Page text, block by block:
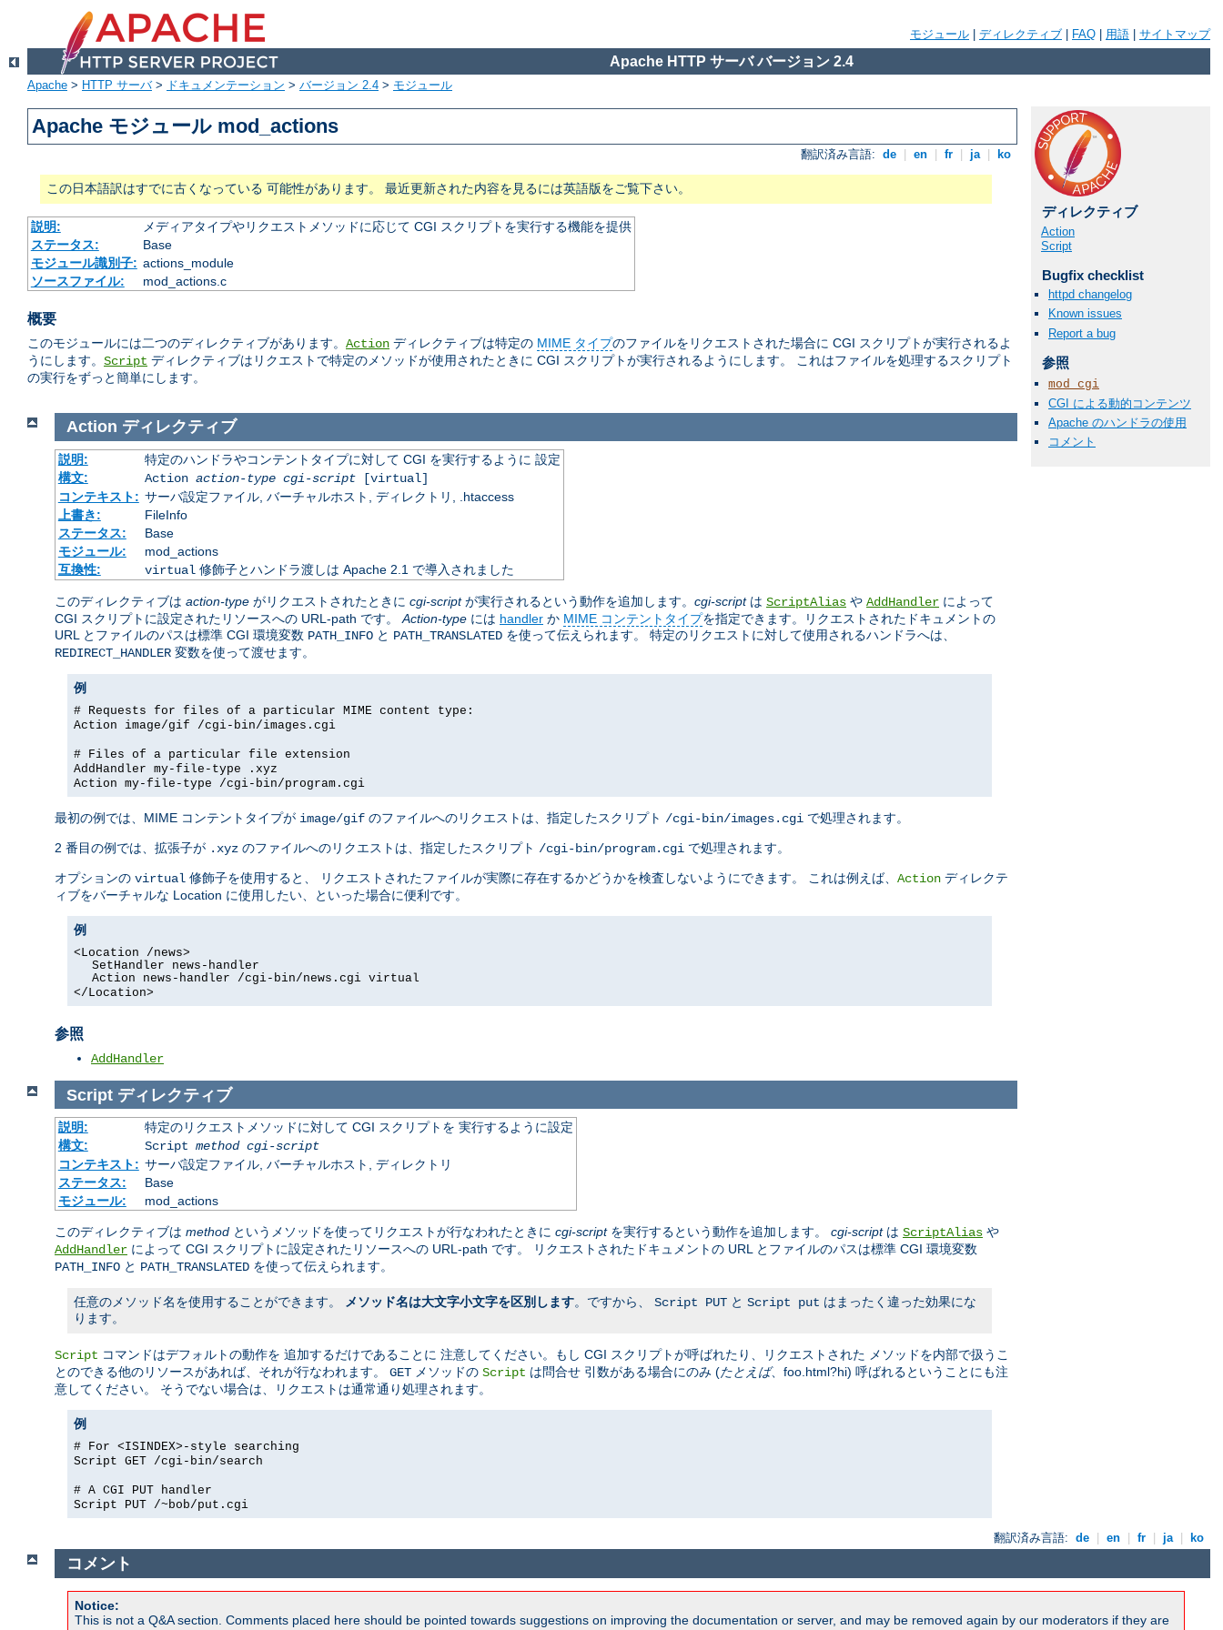
モジュール ディレクティブ FAQ 用語 サイトマップ
Apache HTTP サーバ バージョン 2.4
Apache > HTTP サーバ> ドキュメンテーション > バージョン 2.4 > モジュール
Apache モジュール mod_actions
翻訳済み言語: de en fr ja ko
この日本語訳はすでに古くなっている 可能性があります。 最近更新された内容を見るには英語版をご覧下さい。
説明:
メディアタイプやリクエストメソッドに応じて CGI スクリプトを実行する機能を提供
ステータス:
Base
モジュール識別子: actions_module
ソースファイル:
mod_actions.c
概要
このモジュールには二つのディレクティブがあります。 Action ディレクティブは特定の MIME タイプのファイルをリクエストされた場合に CGI スクリプトが実行されるよ
うにします。 Script ディレクティブはリクエストで特定のメソッドが使用されたときに CGI スクリプトが実行されるようにします。 これはファイルを処理するスクリプト
の実行をずっと簡単にします。
ディレクティブ
Action
Script
Bugfix checklist
httpd changelog
Known issues
Report a bug
参照
mod_cgi
CGI による動的コンテンツ
Apache のハンドラの使用
コメント
Action ディレクティブ
説明:
特定のハンドラやコンテントタイプに対して CGI を実行するように 設定
構文:
Action action-type cgi-script[virtual]
コンテキスト: サーバ設定ファイル, バーチャルホスト, ディレクトリ, .htaccess
上書き:
FileInfo
ステータス:
Base
モジュール:
mod_actions
互換性:
virtual 修飾子とハンドラ渡しは Apache 2.1 で導入されました
このディレクティブは action-type がリクエストされたときに cgi-scriptが実行されるという動作を追加します。 cgi-scriptは ScriptAlias や AddHandler によって
CGI スクリプトに設定されたリソースへの URL-path です。 Action-type には handler か MIME コンテントタイプを指定できます。リクエストされたドキュメントの
URL とファイルのパスは標準 CGI 環境変数 PATH_INFO と PATH_TRANSLATED を使って伝えられます。 特定のリクエストに対して使用されるハンドラへは、
REDIRECT_HANDLER 変数を使って渡せます。
例
# Requests for files of a particular MIME content type:
Action image/gif /cgi-bin/images.cgi
# Files of a particular file extension
AddHandler my-file-type .xyz
Action my-file-type /cgi-bin/program.cgi
最初の例では、MIME コンテントタイプが image/gif のファイルへのリクエストは、指定したスクリプト /cgi-bin/images.cgi で処理されます。
2 番目の例では、拡張子が .xyz のファイルへのリクエストは、指定したスクリプト /cgi-bin/program.cgi で処理されます。
オプションの virtual 修飾子を使用すると、 リクエストされたファイルが実際に存在するかどうかを検査しないようにできます。 これは例えば、 Action ディレクテ
ィブをバーチャルな Location に使用したい、といった場合に便利です。
例
<Location /news>
SetHandler news-handler
Action news-handler /cgi-bin/news.cgi virtual
</Location>
参照
AddHandler
Script ディレクティブ
説明:
特定のリクエストメソッドに対して CGI スクリプトを 実行するように設定
構文:
Script method cgi-script
コンテキスト: サーバ設定ファイル, バーチャルホスト, ディレクトリ
ステータス:
Base
モジュール:
mod_actions
このディレクティブは method というメソッドを使ってリクエストが行なわれたときに cgi-scriptを実行するという動作を追加します。 cgi-scriptは ScriptAlias や
AddHandler によって CGI スクリプトに設定されたリソースへの URL-path です。 リクエストされたドキュメントの URL とファイルのパスは標準 CGI 環境変数
PATH_INFO と PATH_TRANSLATED を使って伝えられます。
任意のメソッド名を使用することができます。 メソッド名は大文字小文字を区別します。ですから、 Script PUT と Script put はまったく違った効果にな
ります。
Script コマンドはデフォルトの動作を 追加するだけであることに 注意してください。もし CGI スクリプトが呼ばれたり、リクエストされた メソッドを内部で扱うこ
とのできる他のリソースがあれば、それが行なわれます。 GET メソッドの Script は問合せ 引数がある場合にのみ (たとえば、foo.html?hi) 呼ばれるということにも注
意してください。 そうでない場合は、リクエストは通常通り処理されます。
例
# For <ISINDEX>-style searching
Script GET /cgi-bin/search
# A CGI PUT handler
Script PUT /~bob/put.cgi
翻訳済み言語: de en fr ja ko
コメント
Notice:
This is not a Q&A section. Comments placed here should be pointed towards suggestions on improving the documentation or server, and may be removed again by our moderators if they are